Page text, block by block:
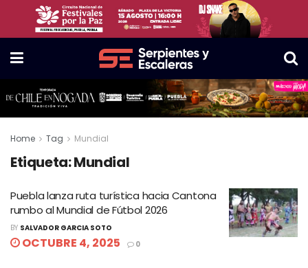
Home Tag Mundial
Etiqueta:Mundial
Puebla lanza ruta turística hacia Cantona
rumbo al Mundial de Fútbol 2026
BY SALVADOR GARCIA SOTO
OCTUBRE 4, 2025 0